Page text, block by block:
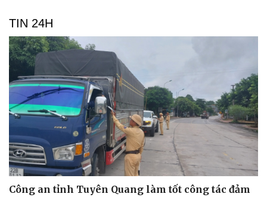
TIN 24H
Công an tỉnh Tuyên Quang làm tốt công tác đảm